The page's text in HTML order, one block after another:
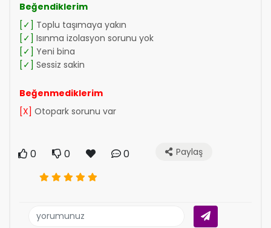
Beğendiklerim
[✓] Toplu taşımaya yakın
[✓] Isınma izolasyon sorunu yok
[✓] Yeni bina
[✓] Sessiz sakin
Beğenmediklerim
[X] Otopark sorunu var
0 0 0 Paylaş